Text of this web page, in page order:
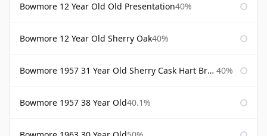
Bowmore 12 Year Old Old Presentation40%
Bowmore 12 Year Old Sherry Oak40%
Bowmore 1957 31 Year Old Sherry Cask Hart Brothers 40%
Bowmore 1957 38 Year Old40.1%